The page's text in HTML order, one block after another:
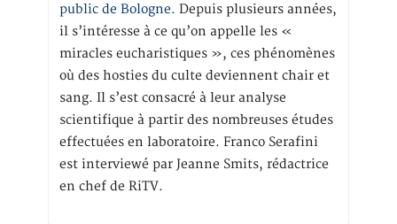
public de Bologne. Depuis plusieurs années,
il s’intéresse à ce qu’on appelle les «
miracles eucharistiques », ces phénomènes
où des hosties du culte deviennent chair et
sang. Il s’est consacré à leur analyse
scientifique à partir des nombreuses études
effectuées en laboratoire. Franco Serafini
est interviewé par Jeanne Smits, rédactrice
en chef de RiTV.